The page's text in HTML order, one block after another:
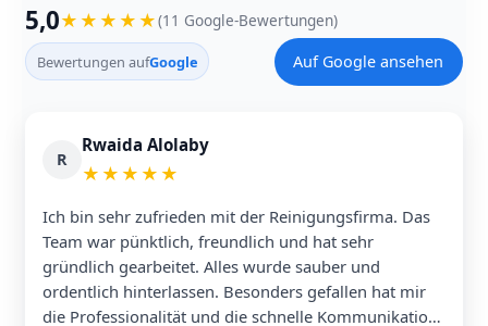
5,0★ ★ ★ ★ ★(11 Google-Bewertungen)
Bewertungen aufGoogle Auf Google ansehen
R
Rwaida Alolaby
★ ★ ★ ★ ★
Ich bin sehr zufrieden mit der Reinigungsfirma. Das
Team war pünktlich, freundlich und hat sehr
gründlich gearbeitet. Alles wurde sauber und
ordentlich hinterlassen. Besonders gefallen hat mir
die Professionalität und die schnelle Kommunikation.